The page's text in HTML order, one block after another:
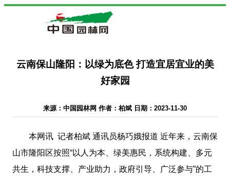
云南保山隆阳：以绿为底色 打造宜居宜业的美
好家园
来源：中国园林网 作者：柏斌 日期：2023-11-30
本网讯 记者柏斌 通讯员杨巧娥报道 近年来，云南保
山市隆阳区按照“以人为本、绿美惠民，系统构建、多元
共生，科技支撑、产业助力，政府引导、广泛参与”的工